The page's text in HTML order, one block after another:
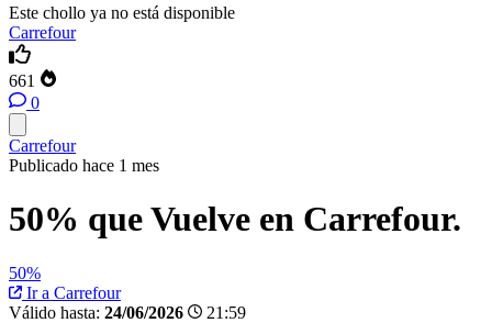
Este chollo ya no está disponible
Carrefour
661
0
Carrefour
Publicado hace 1 mes
50% que Vuelve en Carrefour.
50%
Ir a Carrefour
Válido hasta: 24/06/2026 21:59